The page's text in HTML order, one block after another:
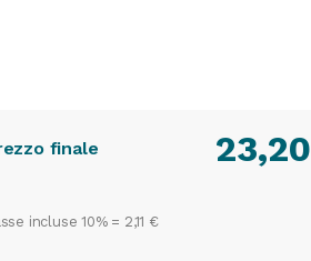
finale 23,20
incluse 10% = 2,11 €